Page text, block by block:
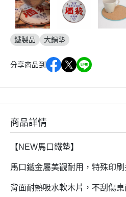
鐵製品 大鍋墊
分享商品到
商品詳情
【NEW馬口鐵墊】
馬口鐵金屬美觀耐用，特殊印
背面耐熱吸水軟木片，不刮傷